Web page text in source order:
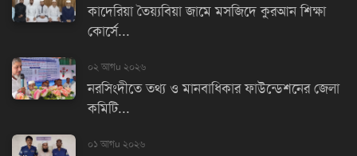
কাদেরিয়া তৈয়্যবিয়া জামে মসজিদে কুরআন শিক্ষা
কোর্সে...
০২ আগu ২০২৬
নরসিংদীতে তথ্য ও মানবাধিকার ফাউন্ডেশনের জেলা
কমিটি...
০১ আগu ২০২৬